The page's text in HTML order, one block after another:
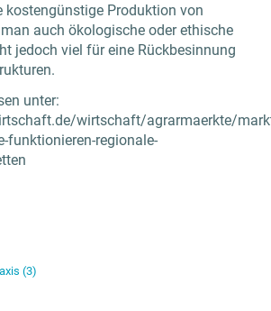
kostengünstige Produktion von
auch ökologische oder ethische
jedoch viel für eine Rückbesinnung
unter:
wirtschaft/agrarmaerkte/
funktionieren-regionale-
(3)